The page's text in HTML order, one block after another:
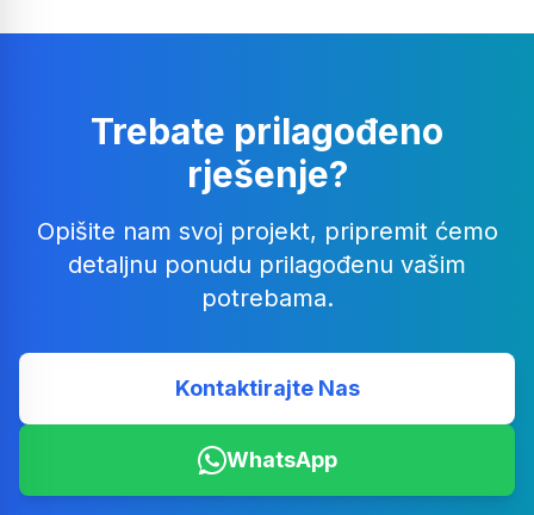
Trebate prilagođeno
rješenje?
Opišite nam svoj projekt, pripremit ćemo
detaljnu ponudu prilagođenu vašim
potrebama.
Kontaktirajte Nas
WhatsApp